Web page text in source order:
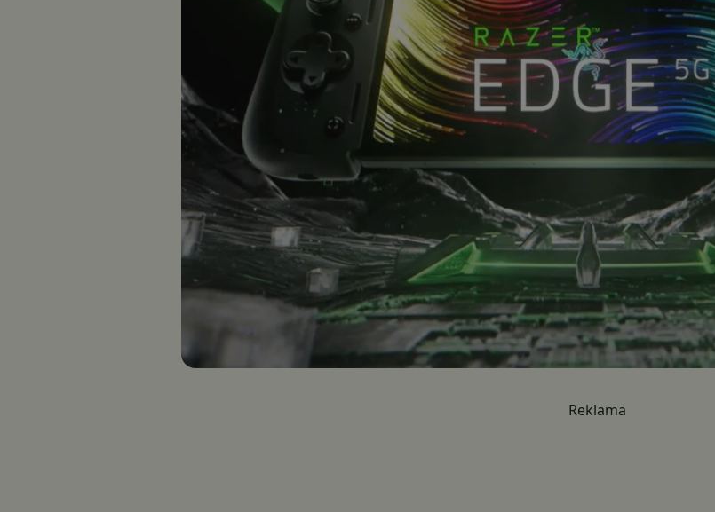
Reklama